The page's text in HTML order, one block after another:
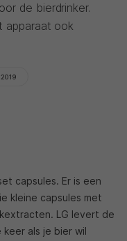
de bierdrinker.
apparaat ook
2019
capsules. Er is een
kleine capsules met
LG levert de
als je bier wil